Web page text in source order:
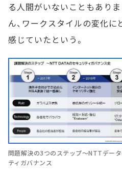
る人間がいないこともありま
ん、ワークスタイルの変化
感じていたという。
問題解決の3つのステップ～NTTデー
ティガバナンス